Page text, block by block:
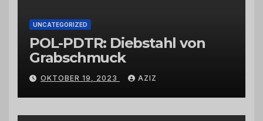
UNCATEGORIZED
POL-PDTR: Diebstahl von
Grabschmuck
OKTOBER 19, 2023 AZIZ